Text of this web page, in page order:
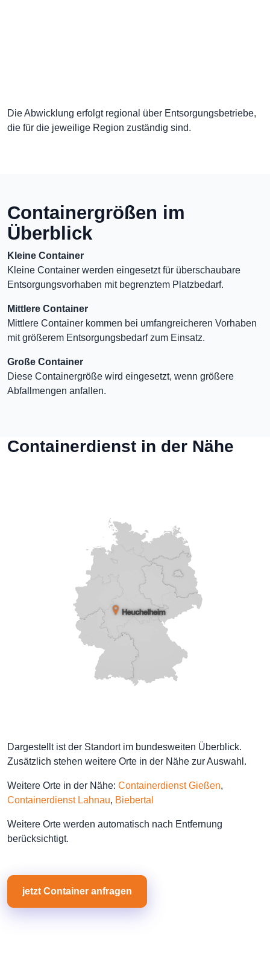
Die Abwicklung erfolgt regional über Entsorgungsbetriebe,
die für die jeweilige Region zuständig sind.
Containergrößen im
Überblick
Kleine Container
Kleine Container werden eingesetzt für überschaubare
Entsorgungsvorhaben mit begrenztem Platzbedarf.
Mittlere Container
Mittlere Container kommen bei umfangreicheren Vorhaben
mit größerem Entsorgungsbedarf zum Einsatz.
Große Container
Diese Containergröße wird eingesetzt, wenn größere
Abfallmengen anfallen.
Containerdienst in der Nähe
Dargestellt ist der Standort im bundesweiten Überblick.
Zusätzlich stehen weitere Orte in der Nähe zur Auswahl.
Weitere Orte in der Nähe: Containerdienst Gießen,
Containerdienst Lahnau, Biebertal
Weitere Orte werden automatisch nach Entfernung
berücksichtigt.
jetzt Container anfragen